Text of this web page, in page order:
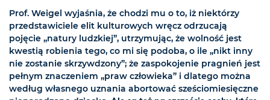
Prof. Weigel wyjaśnia, że chodzi mu o to, iż niektórzy
przedstawiciele elit kulturowych wręcz odrzucają
pojęcie „natury ludzkiej”, utrzymując, że wolność jest
kwestią robienia tego, co mi się podoba, o ile „nikt inny
nie zostanie skrzywdzony”; że zaspokojenie pragnień jest
pełnym znaczeniem „praw człowieka” i dlatego można
według własnego uznania abortować sześciomiesięczne